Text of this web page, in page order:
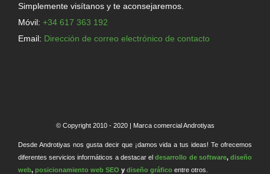
Simplemente visítanos y te aconsejaremos.
Móvil: +34 617 363 192
Email: Dirección de correo electrónico de contacto
© Copyright 2010 - 2020 | Marca comercial Androtiyas
Desde Androtiyas nos gusta decir que ¡damos vida a tus ideas! Te ofrecemos
diferentes servicios informáticos a destacar eldesarrollo de software,diseño
web, posicionamiento web SEO y diseño gráfico entre otros.